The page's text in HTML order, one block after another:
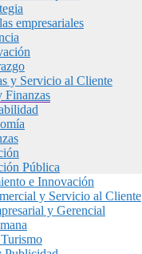
empresariales
y Servicio al Cliente
Finanzas
Pública
e Innovación
y Servicio al Cliente
y Gerencial